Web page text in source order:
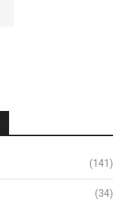
(141)
(34)